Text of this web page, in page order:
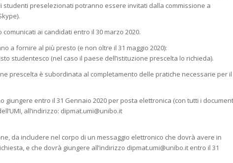
studenti preselezionati potranno essere invitati dalla commissione a
ai candidati entro il 30 marzo 2020.
a fornire al più presto (e non oltre il 31 maggio 2020):
studentesco (nel caso il paese dell’istituzione prescelta lo richieda).
prescelta è subordinata al completamento delle pratiche necessarie per il
giungere entro il 31 Gennaio 2020 per posta elettronica (con tutti i
all’indirizzo: dipmat.umi@unibo.it
da includere nel corpo di un messaggio elettronico che dovrà avere in
e che dovrà giungere all’indirizzo dipmat.umi@unibo.it entro il 31